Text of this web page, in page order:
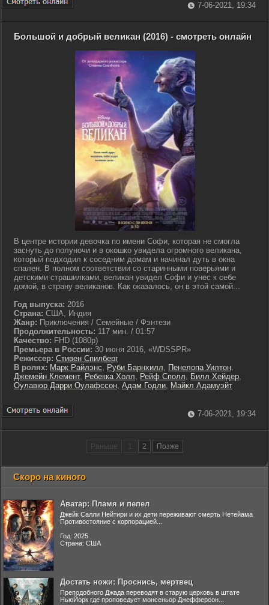
7-06-2021, 19:34
Большой и добрый великан (2016) - смотреть онлайн
В центре истории девочка по имени Софи, которая не смогла
заснуть до полуночи и в окошко увидела огромного великана,
который подходил к соседним домам и начинал дуть в окна
спален. В полном соответствии со старинными поверьями и
детскими страшилками, великан увидел Софи и унес к себе
домой, в страну великанов. Как оказалось, он в этой самой...
Год выпуска: 2016
Страна: США, Индия
Жанр: Приключения / Семейные / Фэнтези
Продолжительность: 117 мин. / 01:57
Качество: FHD (1080p)
Премьера в России: 30 июня 2016, «WDSSPR»
Режиссер: Стивен Спилберг
В ролях: Марк Райлэнс, Руби Барнхилл, Пенелопа Уилтон,
Джемейн Клемент, Ребекка Холл, Рейф Сполл, Билл Хейдер,
Оулавюр Дарри Оулафссон, Адам Годли, Майкл Адамуэйт
7-06-2021, 19:34
Раньше 2 Позже
Скоро на киного
Аватар: Пламя и пепел
Джейк Салли Нейтири и их дети переживают смерть Нетейама
Противостояние с корпорацией...
Год: 2025
Страна: США
Достать ножи: Проснись, мертвец
Преподобного Джада переводят в старую церковь в штате
НьюЙорк где проповедует монсеньор Джефферсон...